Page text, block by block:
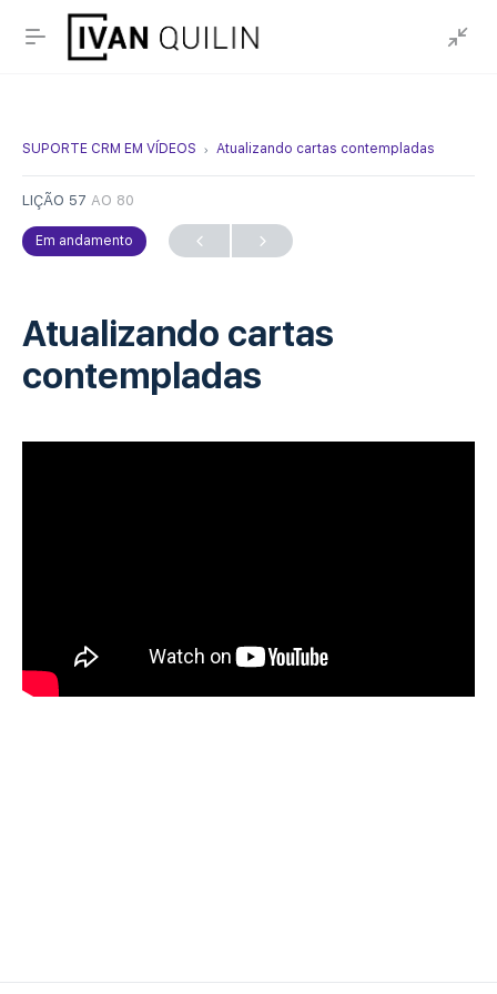
SUPORTE CRM EM VÍDEOS Atualizando cartas contempladas
LIÇÃO 57 AO 80
Em andamento
Atualizando cartas
contempladas